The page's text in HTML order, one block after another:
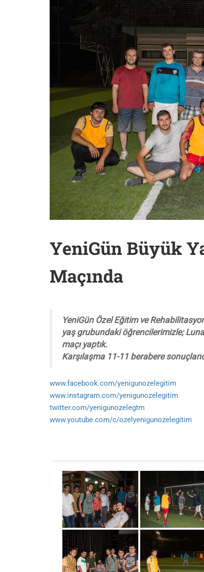
YeniGün Büyük
Maçında
YeniGün Özel Eğitim ve
yaş grubundaki öğrencilerimizle;
maçı yaptık.
Karşılaşma 11-11 berabere
www.facebook.com/yenigunozelegitim
www.instagram.com/yenigunozelegitim
twitter.com/yenigunozelegtm
www.youtube.com/c/ozelyenigunozelegitim